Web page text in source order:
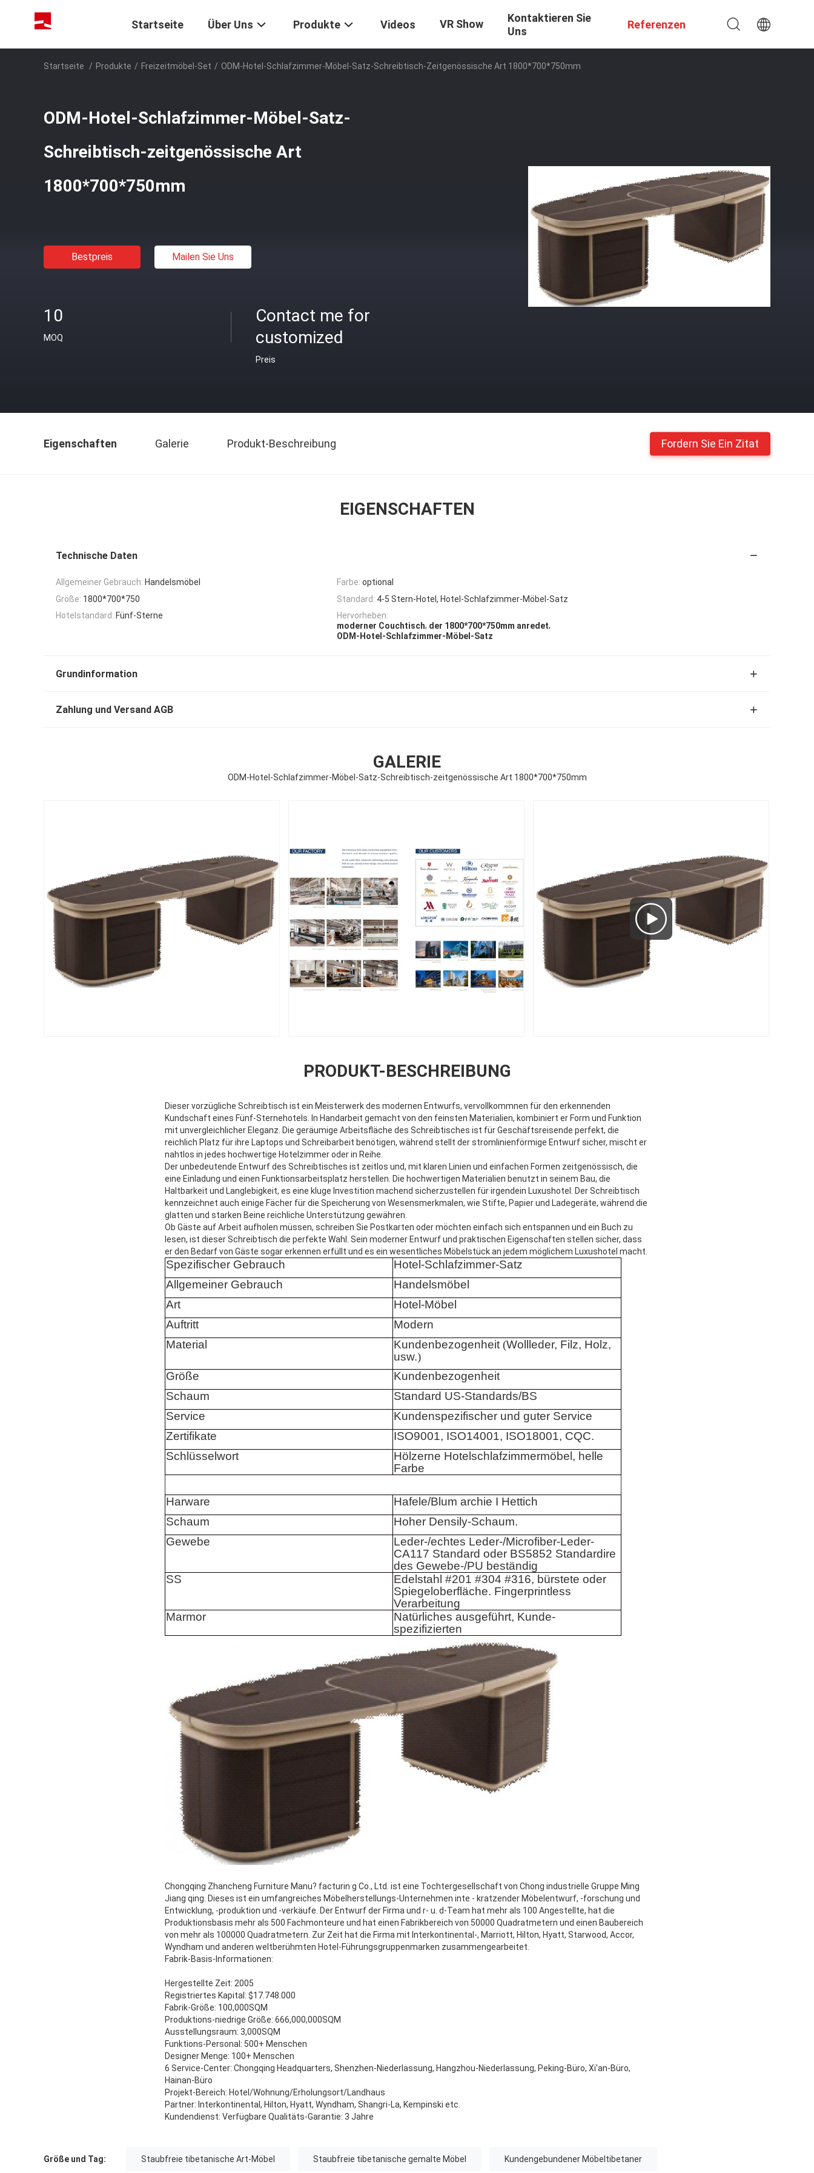
Startseite Über Uns Produkte Videos VR Show
Kontaktieren Sie
Uns
Referenzen
Startseite / Produkte / Freizeitmöbel-Set / ODM-Hotel-Schlafzimmer-Möbel-Satz-Schreibtisch-Zeitgenössische Art 1800*700*750mm
ODM-Hotel-Schlafzimmer-Möbel-Satz-
Schreibtisch-zeitgenössische Art
1800*700*750mm
Bestpreis Mailen Sie Uns
10
MOQ
Contact me for
customized
Preis
Eigenschaften Galerie Produkt-Beschreibung Fordern Sie Ein Zitat
EIGENSCHAFTEN
Technische Daten
Allgemeiner Gebrauch: Handelsmöbel Farbe: optional
Größe: 1800*700*750 Standard: 4-5 Stern-Hotel, Hotel-Schlafzimmer-Möbel-Satz
Hotelstandard: Fünf-Sterne
Hervorheben:
moderner Couchtisch, der 1800*700*750mm anredet,
ODM-Hotel-Schlafzimmer-Möbel-Satz
Grundinformation
Zahlung und Versand AGB
GALERIE
ODM-Hotel-Schlafzimmer-Möbel-Satz-Schreibtisch-zeitgenössische Art 1800*700*750mm
PRODUKT-BESCHREIBUNG
Dieser vorzügliche Schreibtisch ist ein Meisterwerk des modernen Entwurfs, vervollkommnen für den erkennenden
Kundschaft eines Fünf-Sternehotels. In Handarbeit gemacht von den feinsten Materialien, kombiniert er Form und Funktion
mit unvergleichlicher Eleganz. Die geräumige Arbeitsfläche des Schreibtisches ist für Geschäftsreisende perfekt, die
reichlich Platz für ihre Laptops und Schreibarbeit benötigen, während stellt der stromlinienförmige Entwurf sicher, mischt er
nahtlos in jedes hochwertige Hotelzimmer oder in Reihe.
Der unbedeutende Entwurf des Schreibtisches ist zeitlos und, mit klaren Linien und einfachen Formen zeitgenössisch, die
eine Einladung und einen Funktionsarbeitsplatz herstellen. Die hochwertigen Materialien benutzt in seinem Bau, die
Haltbarkeit und Langlebigkeit, es eine kluge Investition machend sicherzustellen für irgendein Luxushotel. Der Schreibtisch
kennzeichnet auch einige Fächer für die Speicherung von Wesensmerkmalen, wie Stifte, Papier und Ladegeräte, während die
glatten und starken Beine reichliche Unterstützung gewähren.
Ob Gäste auf Arbeit aufholen müssen, schreiben Sie Postkarten oder möchten einfach sich entspannen und ein Buch zu
lesen, ist dieser Schreibtisch die perfekte Wahl. Sein moderner Entwurf und praktischen Eigenschaften stellen sicher, dass
er den Bedarf von Gäste sogar erkennen erfüllt und es ein wesentliches Möbelstück an jedem möglichem Luxushotel macht.
Spezifischer Gebrauch
Hotel-Schlafzimmer-Satz
Allgemeiner Gebrauch
Handelsmöbel
Art
Hotel-Möbel
Auftritt
Modern
Material
Kundenbezogenheit (Wollleder, Filz, Holz,
usw.)
Größe
Kundenbezogenheit
Schaum
Standard US-Standards/BS
Service
Kundenspezifischer und guter Service
Zertifikate
ISO9001, ISO14001, ISO18001, CQC.
Schlüsselwort
Hölzerne Hotelschlafzimmermöbel, helle
Farbe
Harware
Hafele/Blum archie I Hettich
Schaum
Hoher Densily-Schaum.
Gewebe
Leder-/echtes Leder-/Microfiber-Leder-
CA117 Standard oder BS5852 Standardire
des Gewebe-/PU beständig
SS
Edelstahl #201 #304 #316, bürstete oder
Spiegeloberfläche. Fingerprintless
Verarbeitung
Marmor
Natürliches ausgeführt, Kunde-
spezifizierten
Chongqing Zhancheng Furniture Manu? facturin g Co., Ltd. ist eine Tochtergesellschaft von Chong industrielle Gruppe Ming
Jiang qing. Dieses ist ein umfangreiches Möbelherstellungs-Unternehmen inte - kratzender Möbelentwurf, -forschung und
Entwicklung, -produktion und -verkäufe. Der Entwurf der Firma und r- u. d-Team hat mehr als 100 Angestellte, hat die
Produktionsbasis mehr als 500 Fachmonteure und hat einen Fabrikbereich von 50000 Quadratmetern und einen Baubereich
von mehr als 100000 Quadratmetern. Zur Zeit hat die Firma mit Interkontinental-, Marriott, Hilton, Hyatt, Starwood, Accor,
Wyndham und anderen weltberühmten Hotel-Führungsgruppenmarken zusammengearbeitet.
Fabrik-Basis-Informationen:
Hergestellte Zeit: 2005
Registriertes Kapital: $17.748.000
Fabrik-Größe: 100,000SQM
Produktions-niedrige Größe: 666,000,000SQM
Ausstellungsraum: 3,000SQM
Funktions-Personal: 500+ Menschen
Designer Menge: 100+ Menschen
6 Service-Center: Chongqing Headquarters, Shenzhen-Niederlassung, Hangzhou-Niederlassung, Peking-Büro, Xi'an-Büro,
Hainan-Büro
Projekt-Bereich: Hotel/Wohnung/Erholungsort/Landhaus
Partner: Interkontinental, Hilton, Hyatt, Wyndham, Shangri-La, Kempinski etc.
Kundendienst: Verfügbare Qualitäts-Garantie: 3 Jahre
Größe und Tag: Staubfreie tibetanische Art-Möbel Staubfreie tibetanische gemalte Möbel Kundengebundener Möbeltibetaner